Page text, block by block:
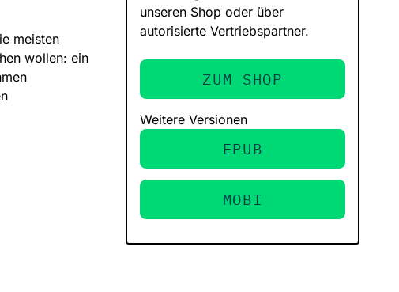
meisten
wollen: ein
unseren Shop oder über
autorisierte Vertriebspartner.
ZUM SHOP
Weitere Versionen
EPUB
MOBI